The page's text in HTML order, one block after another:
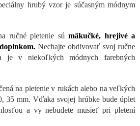
hrubý vzor je súčasným módnym
ručné pletenie sú mäkučké, hrejivé a
Nechajte obdivovať svoj ručne
je v niekoľkých módnych farebných
na pletenie v rukách alebo na veľkých
35 mm. Vďaka svojej hrúbke bude úplet
a vy nebudete musieť pri pletení